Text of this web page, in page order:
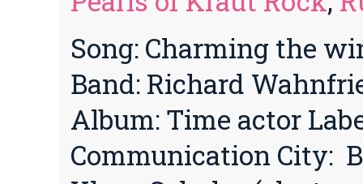
Song: Charming the
Band: Richard
Album: Time actor
Communication City: